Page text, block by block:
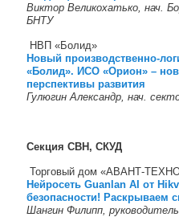
Виктор Великохатько, нач.
БНТУ
НВП «Болид»
Новый производственно-
«Болид». ИСО «Орион» –
перспективы развития
Гулюгин Александр, нач.
Секция СВН, СКУД
Торговый дом «АВАНТ-
Нейросеть Guanlan AI от
безопасности! Раскрываем
Шангин Филипп,